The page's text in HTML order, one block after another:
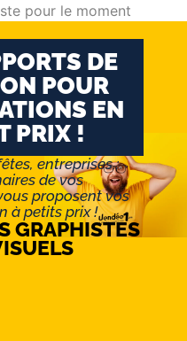
pour le moment
DE
POUR
EN
PRIX !
entreprises :
de vos
proposent vos
à petits prix !
GRAPHISTES